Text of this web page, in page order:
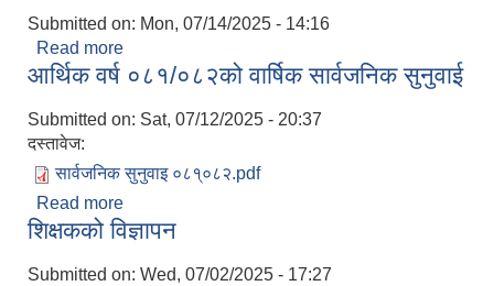
Submitted on: Mon, 07/14/2025 - 14:16
Read more
आर्थिक वर्ष ०८१/०८२को वार्षिक सार्वजनिक सुनुवाई
Submitted on: Sat, 07/12/2025 - 20:37
दस्तावेज:
सार्वजनिक सुनुवाइ ०८१्०८२.pdf
Read more
शिक्षकको विज्ञापन
Submitted on: Wed, 07/02/2025 - 17:27